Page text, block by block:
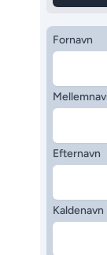
Fornavn
Efternavn
Kaldenavn